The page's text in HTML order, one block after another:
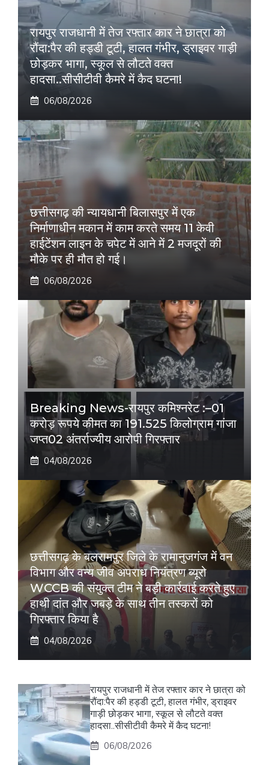
रायपुर राजधानी में तेज रफ्तार कार ने छात्रा को
रौंदा:पैर की हड्डी टूटी, हालत गंभीर, ड्राइवर गाड़ी
छोड़कर भागा, स्कूल से लौटते वक्त
हादसा..सीसीटीवी कैमरे में कैद घटना!
06/08/2026
छत्तीसगढ़ की न्यायधानी बिलासपुर में एक
निर्माणाधीन मकान में काम करते समय 11 केवी
हाईटेंशन लाइन के चपेट में आने में 2 मजदूरों की
मौके पर ही मौत हो गई।
06/08/2026
Breaking News-रायपुर कमिश्नरेट :–01
करोड़ रूपये कीमत का 191.525 किलोग्राम गांजा
जप्त02 अंतर्राज्यीय आरोपी गिरफ्तार
04/08/2026
छत्तीसगढ़ के बलरामपुर जिले के रामानुजगंज में वन
विभाग और वन्य जीव अपराध नियंत्रण ब्यूरो
WCCB की संयुक्त टीम ने बड़ी कार्रवाई करते हुए
हाथी दांत और जबड़े के साथ तीन तस्करों को
गिरफ्तार किया है
04/08/2026
रायपुर राजधानी में तेज रफ्तार कार ने छात्रा को
रौंदा:पैर की हड्डी टूटी, हालत गंभीर, ड्राइवर
गाड़ी छोड़कर भागा, स्कूल से लौटते वक्त
हादसा..सीसीटीवी कैमरे में कैद घटना!
06/08/2026